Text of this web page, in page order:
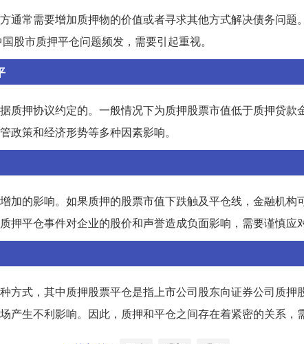
通常需要增加质押物的价值或者寻求其他方式解决债务问题
股市质押平仓问题频发，需要引起重视。
质押协议约定的。一般情况下为质押股票市值低于质押贷款
政策和经济形势等多种因素影响。
加的影响。如果质押的股票市值下跌触及平仓线，金融机构
押平仓事件对企业的股价和声誉造成负面影响，需要谨慎应对
方式，其中质押股票平仓是指上市公司股东向证券公司质押
产生不利影响。因此，质押和平仓之间存在着紧密的关系，